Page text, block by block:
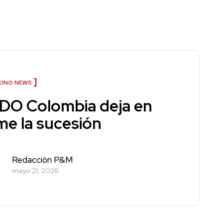
NEWS
Colombia deja en
la sucesión
Redacción P&M
mayo 21, 2026